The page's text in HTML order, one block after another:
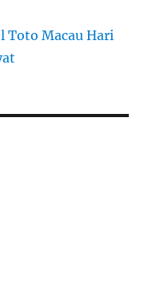
Toto Macau Hari